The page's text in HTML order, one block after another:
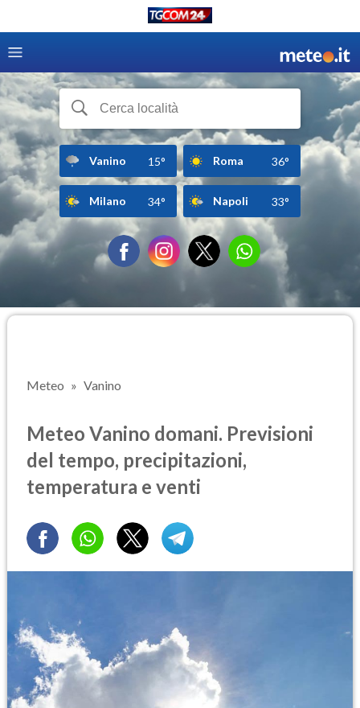
Vanino 15° Roma 36°
Milano 34° Napoli 33°
Meteo Vanino
Meteo Vanino domani. Previsioni
del tempo, precipitazioni,
temperatura e venti